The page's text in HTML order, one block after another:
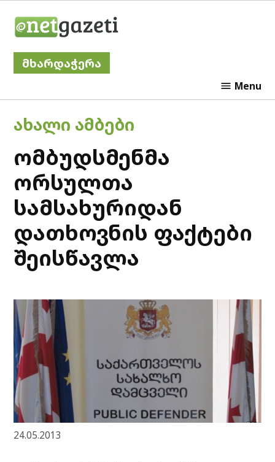
მხარდაჭერა
Menu
POSTED
ᲐᲮᲐᲚᲘ ᲐᲛᲑᲔᲑᲘ
ომბუდსმენმა
ორსულთა
სამსახურიდან
დათხოვნის ფაქტები
შეისწავლა
24.05.2013